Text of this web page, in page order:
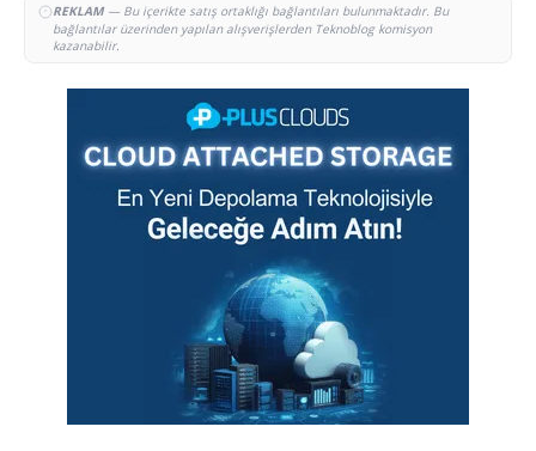
REKLAM— Bu içerikte satış ortaklığı bağlantıları bulunmaktadır. Bu
bağlantılar üzerinden yapılan alışverişlerden Teknoblog komisyon
kazanabilir.